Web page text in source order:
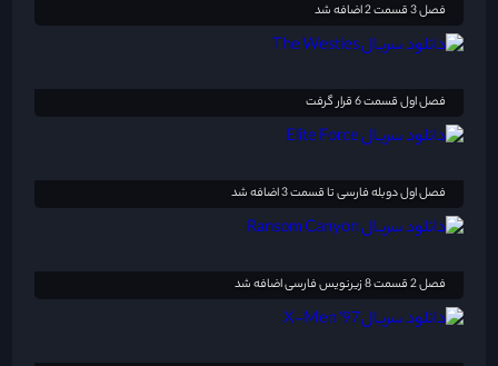
فصل 3 قسمت 2 اضافه شد
فصل اول قسمت 6 قرار گرفت
فصل اول دوبله فارسی تا قسمت 3 اضافه شد
فصل 2 قسمت 8 زیرنویس فارسی اضافه شد